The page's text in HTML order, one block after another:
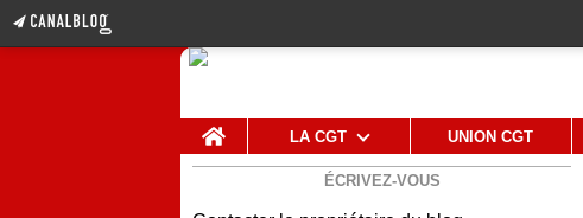
Home
LA CGT UNION CGT
ÉCRIVEZ-VOUS